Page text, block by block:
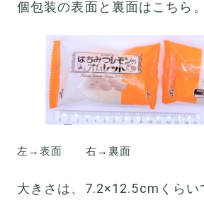
個包装の表面と裏面はこちら。
左→表面 右→裏面
大きさは、7.2×12.5cmくらい